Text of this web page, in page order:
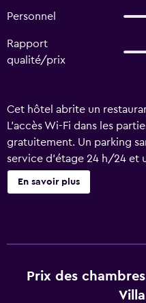
Personnel
Rapport
qualité/prix
Cet hôtel abrite un
L'accès Wi-Fi dans les
gratuitement. Un parking
service d'étage 24 h/24 et
partie des autres
possède 29 chambres
d'affaires, les chambres
appels locaux et longue
En savoir plus
Prix des